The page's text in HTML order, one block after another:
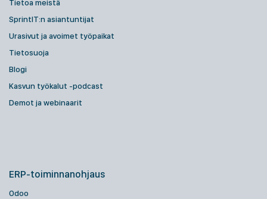
Tietoa meistä
SprintIT:n asiantuntijat
Urasivut ja avoimet työpaikat
Tietosuoja
Blogi
Kasvun työkalut -podcast
Demot ja webinaarit
ERP-toiminnanohjaus
Odoo